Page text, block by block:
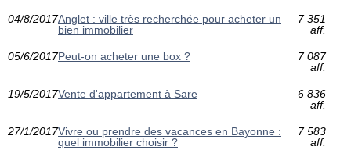
04/8/2017Anglet : ville très recherchée pour acheter un
bien immobilier
7 351
aff.
05/6/2017Peut-on acheter une box ?
7 087
aff.
19/5/2017Vente d'appartement à Sare
6 836
aff.
27/1/2017Vivre ou prendre des vacances en Bayonne :
quel immobilier choisir ?
7 583
aff.